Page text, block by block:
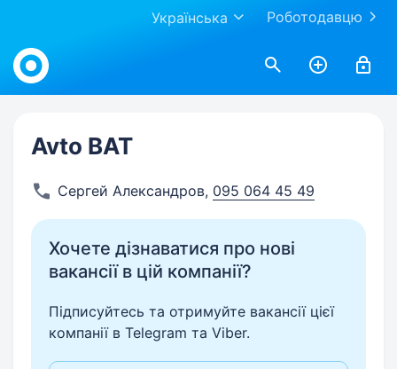
Роботодавцю
Українська
Work.ua
Avto BAT
Сергей Александров, 095 064 45 49
Хочете дізнаватися про нові
вакансії в цій компанії?
Підписуйтесь та отримуйте вакансії цієї
компанії в Telegram та Viber.